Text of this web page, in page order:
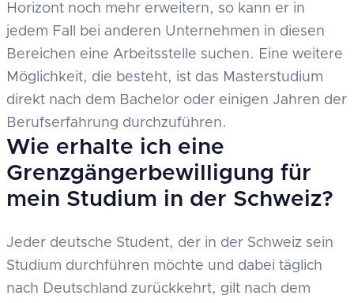
Horizont noch mehr erweitern, so kann er in
jedem Fall bei anderen Unternehmen in diesen
Bereichen eine Arbeitsstelle suchen. Eine weitere
Möglichkeit, die besteht, ist das Masterstudium
direkt nach dem Bachelor oder einigen Jahren der
Berufserfahrung durchzuführen.
Wie erhalte ich eine
Grenzgängerbewilligung für
mein Studium in der Schweiz?
Jeder deutsche Student, der in der Schweiz sein
Studium durchführen möchte und dabei täglich
nach Deutschland zurückkehrt, gilt nach dem